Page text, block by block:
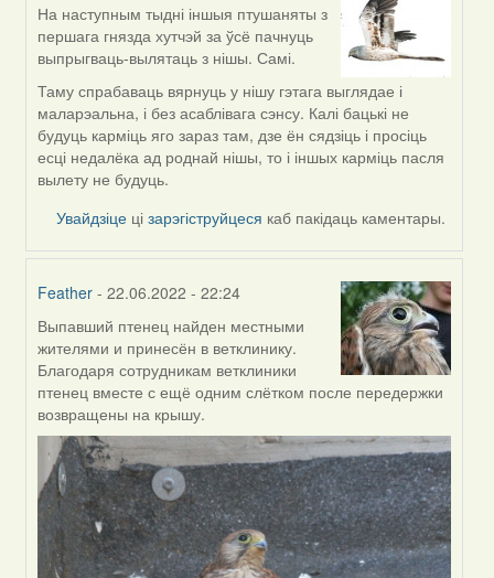
In
reply
to
by
ZNR
На наступным тыдні іншыя птушаняты з
першага гнязда хутчэй за ўсё пачнуць
выпрыгваць-вылятаць з нішы. Самі.
Таму спрабаваць вярнуць у нішу гэтага выглядае і
маларэальна, і без асаблівага сэнсу. Калі бацькі не
будуць карміць яго зараз там, дзе ён сядзіць і просіць
есці недалёка ад роднай нішы, то і іншых карміць пасля
вылету не будуць.
Увайдзіце цізарэгіструйцеся каб пакідаць каментары.
Feather - 22.06.2022 - 22:24
In
reply
to
by
ZNR
Выпавший птенец найден местными
жителями и принесён в ветклинику.
Благодаря сотрудникам ветклиники
птенец вместе с ещё одним слётком после передержки
возвращены на крышу.